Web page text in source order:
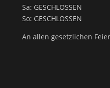
Sa: GESCHLOSSEN
So: GESCHLOSSEN
An allen gesetzlichen